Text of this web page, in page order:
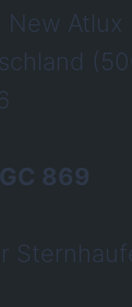
Atlux
869